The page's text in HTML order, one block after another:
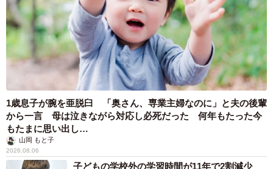
1歳息子が腕を亜脱臼 「奥さん、専業主婦なのに」と夫の後輩
から一言 母は泣きながら対応し必死だった 何年もたった今
もたまに思い出し…
山岡 もと子
2026.08.06
子どもの学校外の学習時間が11年で2割減少